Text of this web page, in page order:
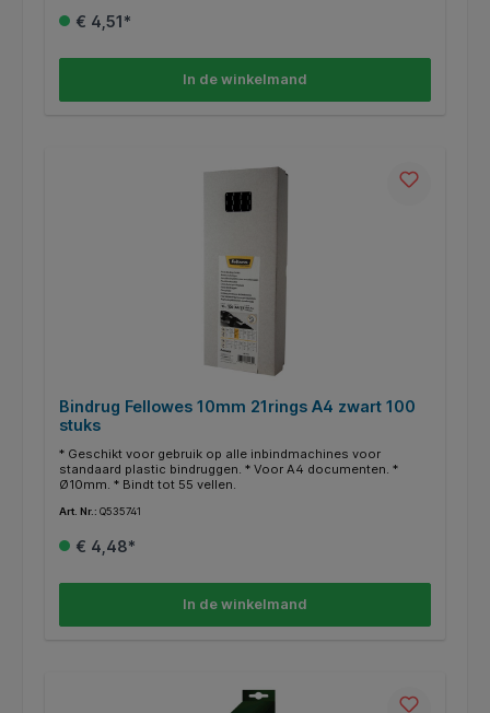
€ 4,51*
In de winkelmand
Bindrug Fellowes 10mm 21rings A4 zwart 100
stuks
* Geschikt voor gebruik op alle inbindmachines voor
standaard plastic bindruggen. * Voor A4 documenten. *
Ø10mm. * Bindt tot 55 vellen.
Art. Nr.: Q535741
€ 4,48*
In de winkelmand